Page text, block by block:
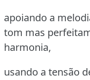
apoiando a
tom mas
harmonia,
usando a tensão